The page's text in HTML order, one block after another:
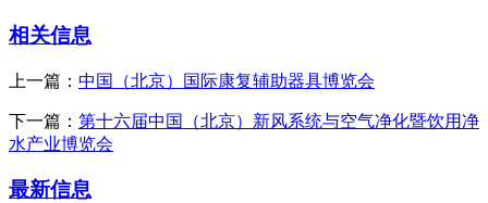
相关信息
上一篇： 中国（北京）国际康复辅助器具博览会
下一篇： 第十六届中国（北京）新风系统与空气净化暨饮用净
水产业博览会
最新信息